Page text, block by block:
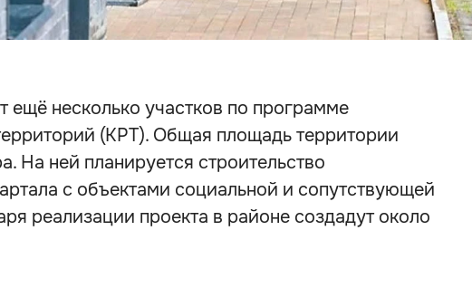
ещё несколько участков по программе
(КРТ). Общая площадь территории
На ней планируется строительство
с объектами социальной и сопутствующей
реализации проекта в районе создадут около